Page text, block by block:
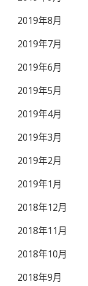
2019年8月
2019年7月
2019年6月
2019年5月
2019年4月
2019年3月
2019年2月
2019年1月
2018年12月
2018年11月
2018年10月
2018年9月